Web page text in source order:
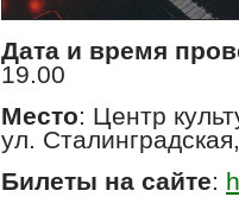
Дата и время
19.00
Место: Центр
ул.
Билеты на сайте: